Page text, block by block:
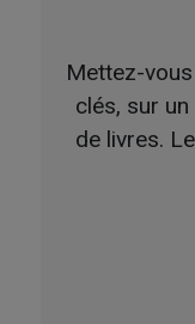
Mettez-
clés, sur
de livres.